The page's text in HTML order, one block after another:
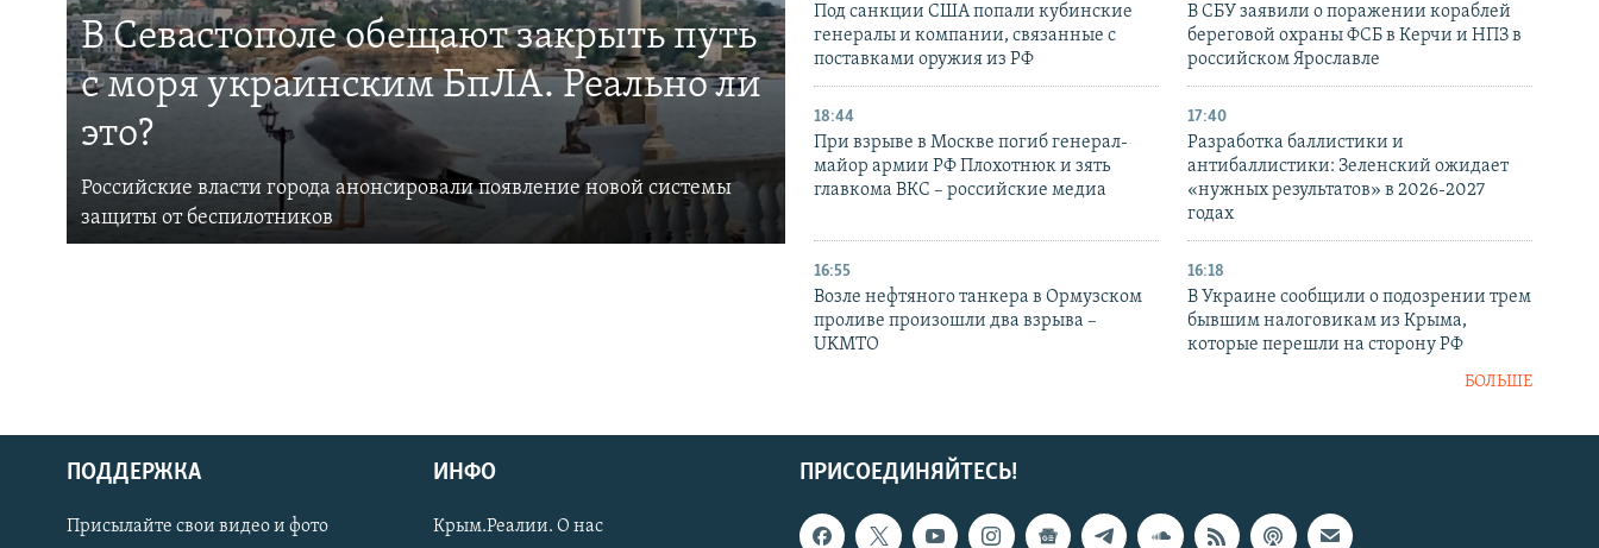
Українською
В Севастополе обещают закрыть путь
с моря украинским БпЛА. Реально ли
это?
Российские власти города анонсировали появление новой системы
защиты от беспилотников
Под санкции США попали кубинские
генералы и компании, связанные с
поставками оружия из РФ
В СБУ заявили о поражении кораблей
береговой охраны ФСБ в Керчи и НПЗ в
российском Ярославле
18:44
При взрыве в Москве погиб генерал-
майор армии РФ Плохотнюк и зять
главкома ВКС – российские медиа
17:40
Разработка баллистики и
антибаллистики: Зеленский ожидает
«нужных результатов» в 2026-2027
годах
16:55
Возле нефтяного танкера в Ормузском
проливе произошли два взрыва –
UKMTO
16:18
В Украине сообщили о подозрении трем
бывшим налоговикам из Крыма,
которые перешли на сторону РФ
БОЛЬШЕ
ПРИСОЕДИНЯЙТЕСЬ!
ПОДДЕРЖКА
Присылайте свои видео и фото
ИНФО
Крым.Реалии. О нас